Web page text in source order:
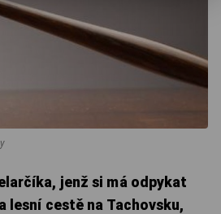
jenž si má odpykat
lesní cestě na Tachovsku,